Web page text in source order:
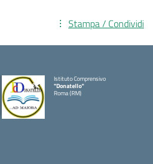
Stampa / Condividi
Istituto Comprensivo
"Donatello"
Roma (RM)